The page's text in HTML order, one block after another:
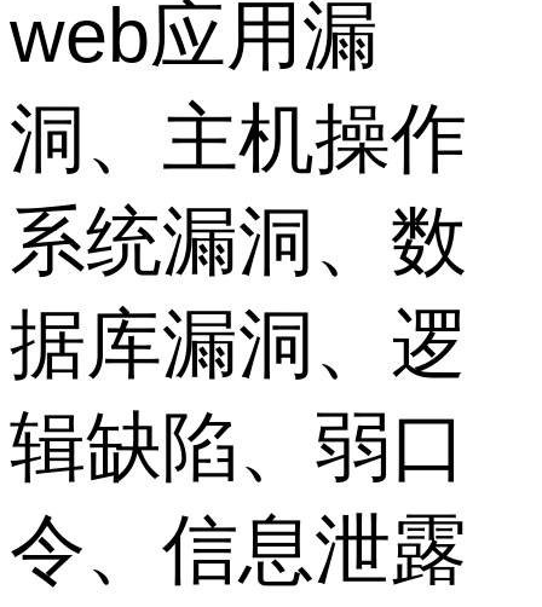
web应用漏
洞、主机操作
系统漏洞、数
据库漏洞、逻
辑缺陷、弱口
令、信息泄露